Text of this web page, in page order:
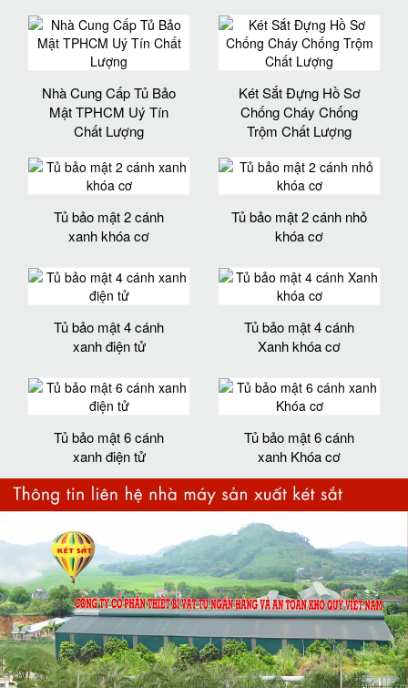
Nhà Cung Cấp Tủ Bảo
Mật TPHCM Uý Tín
Chất Lượng
Két Sắt Đựng Hồ Sơ
Chống Cháy Chống
Trộm Chất Lượng
Tủ bảo mật 2 cánh
xanh khóa cơ
Tủ bảo mật 2 cánh nhỏ
khóa cơ
Tủ bảo mật 4 cánh
xanh điện tử
Tủ bảo mật 4 cánh
Xanh khóa cơ
Tủ bảo mật 6 cánh
xanh điện tử
Tủ bảo mật 6 cánh
xanh Khóa cơ